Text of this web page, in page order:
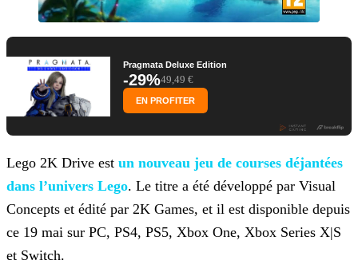
Pragmata Deluxe Edition
-29%49,49 €
EN PROFITER
Lego 2K Drive est un nouveau jeu de courses déjantées
dans l’univers Lego. Le titre a été développé par Visual
Concepts et édité par 2K Games, et il est disponible depuis
ce 19 mai sur PC, PS4, PS5, Xbox One, Xbox Series X|S
et Switch.